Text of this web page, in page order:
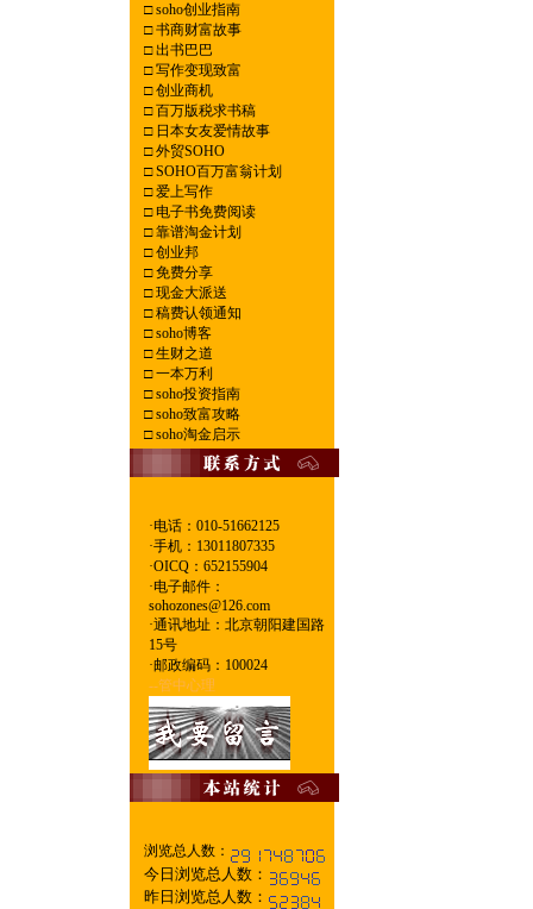
□soho创业指南
□书商财富故事
□出书巴巴
□写作变现致富
□创业商机
□百万版税求书稿
□日本女友爱情故事
□外贸SOHO
□SOHO百万富翁计划
□爱上写作
□电子书免费阅读
□靠谱淘金计划
□创业邦
□免费分享
□现金大派送
□稿费认领通知
□soho博客
□生财之道
□一本万利
□soho投资指南
□soho致富攻略
□soho淘金启示
·电话：010-51662125
·手机：13011807335
·OICQ：652155904
·电子邮件：
sohozones@126.com
·通讯地址：北京朝阳建国路
15号
·邮政编码：100024
--管中心理
浏览总人数：
今日浏览总人数：
昨日浏览总人数：